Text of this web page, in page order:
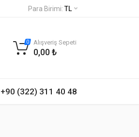
Para Birimi: TL
+90 (322) 311 40 48
0 Alışveriş Sepeti
0,00 ₺